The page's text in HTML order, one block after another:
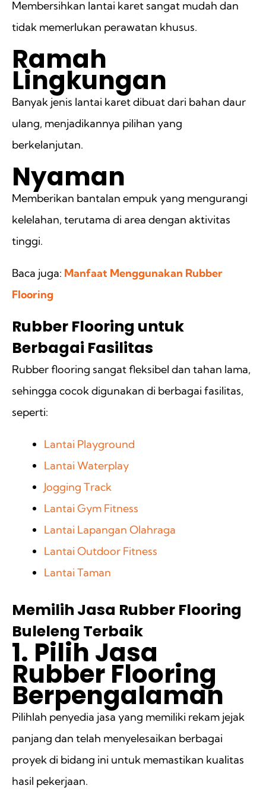
Membersihkan lantai karet sangat mudah dan
tidak memerlukan perawatan khusus.
Ramah
Lingkungan
Banyak jenis lantai karet dibuat dari bahan daur
ulang, menjadikannya pilihan yang
berkelanjutan.
Nyaman
Memberikan bantalan empuk yang mengurangi
kelelahan, terutama di area dengan aktivitas
tinggi.
Baca juga: Manfaat Menggunakan Rubber
Flooring
Rubber Flooring untuk
Berbagai Fasilitas
Rubber flooring sangat fleksibel dan tahan lama,
sehingga cocok digunakan di berbagai fasilitas,
seperti:
Lantai Playground
Lantai Waterplay
Jogging Track
Lantai Gym Fitness
Lantai Lapangan Olahraga
Lantai Outdoor Fitness
Lantai Taman
Memilih Jasa Rubber Flooring
Buleleng Terbaik
1. Pilih Jasa
Rubber Flooring
Berpengalaman
Pilihlah penyedia jasa yang memiliki rekam jejak
panjang dan telah menyelesaikan berbagai
proyek di bidang ini untuk memastikan kualitas
hasil pekerjaan.